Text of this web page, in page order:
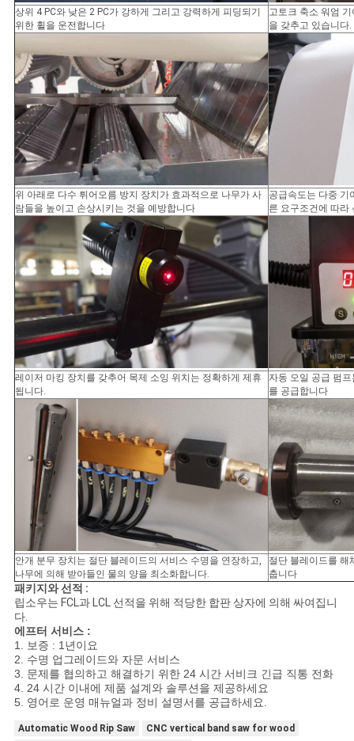
상위 4 PC와 낮은 2 PC가 강하게 그리고 강력하게 피딩되기
위한 휠을 운전합니다
고토크 축소 워엄
을 갖추고 있습니다.
위 아래로 다수 튀어오름 방지 장치가 효과적으로 나무가 사
람들을 높이고 손상시키는 것을 예방합니다
공급속도는 다중 기
른 요구조건에 따라
레이저 마킹 장치를 갖추어 목제 소잉 위치는 정확하게 제휴
됩니다.
자동 오일 공급 펌
를 공급합니다
안개 분무 장치는 절단 블레이드의 서비스 수명을 연장하고,
나무에 의해 받아들인 물의 양을 최소화합니다.
절단 블레이드를 해
춥니다
패키지와 선적 :
립소우는 FCL과 LCL 선적을 위해 적당한 합판 상자에 의해 싸여집니
다.
에프터 서비스 :
1. 보증 : 1년이요
2. 수명 업그레이드와 자문 서비스
3. 문제를 협의하고 해결하기 위한 24 시간 서비크 긴급 직통 전화
4. 24 시간 이내에 제품 설계와 솔루션을 제공하세요
5. 영어로 운영 매뉴얼과 정비 설명서를 공급하세요.
Automatic Wood Rip Saw
CNC vertical band saw for wood